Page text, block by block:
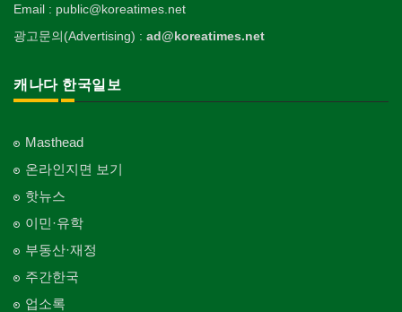
Email : public@koreatimes.net
광고문의(Advertising) : ad@koreatimes.net
캐나다 한국일보
Masthead
온라인지면 보기
핫뉴스
이민·유학
부동산·재정
주간한국
업소록